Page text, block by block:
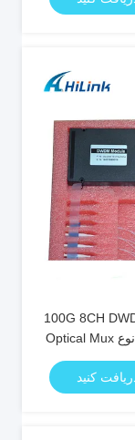
100G 8CH DWDM Mux Demux CH16-
CH23 Dual Fiber ABS نوع Optical Mux
کنید